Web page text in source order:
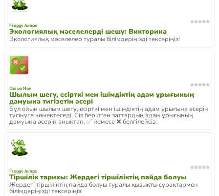
Froggy Jumps
Экологиялық мәселелерді шешу: Викторина
Экологиялық мәселелер туралы білімдеріңізді тексеріңіз!
Oui ou Non
Шылым шегу, есірткі мен ішімдіктің адам ұрығының
дамуына тигізетін әсері
Бұл ойын шылым шегу, есірткі мен ішімдіктің адам ұрығына әсерін
түсінуге көмектеседі. Сіз берілген заттардың адам ұрығының
дамуына әсерін анықтап, ✅ немесе ❌ белгілейсіз.
Froggy Jumps
Тіршілік тарихы: Жердегі тіршіліктің пайда болуы
Жердегі тіршіліктің пайда болуы туралы қызықты сұрақтармен
білімдеріңізді тексеріңіз!